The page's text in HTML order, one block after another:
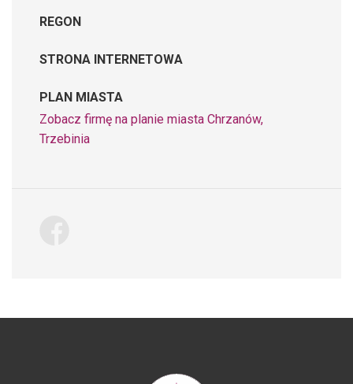
REGON
STRONA INTERNETOWA
PLAN MIASTA
Zobacz firmę na planie miasta Chrzanów,
Trzebinia